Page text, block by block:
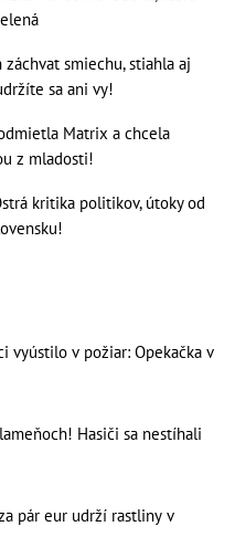
smiechu, stiahla aj
sa ani vy!
Matrix a chcela
z mladosti!
kritika politikov, útoky od
vyústilo v požiar: Opekačka v
Hasiči sa nestíhali
pár eur udrží rastliny v